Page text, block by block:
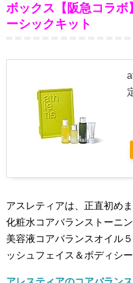
ボックス【阪急コラ
ーシックキット
アスレティアは、正直初め
化粧水コアバランストーニ
美容液コアバランスオイル
ッシュフェイス＆ボディシ